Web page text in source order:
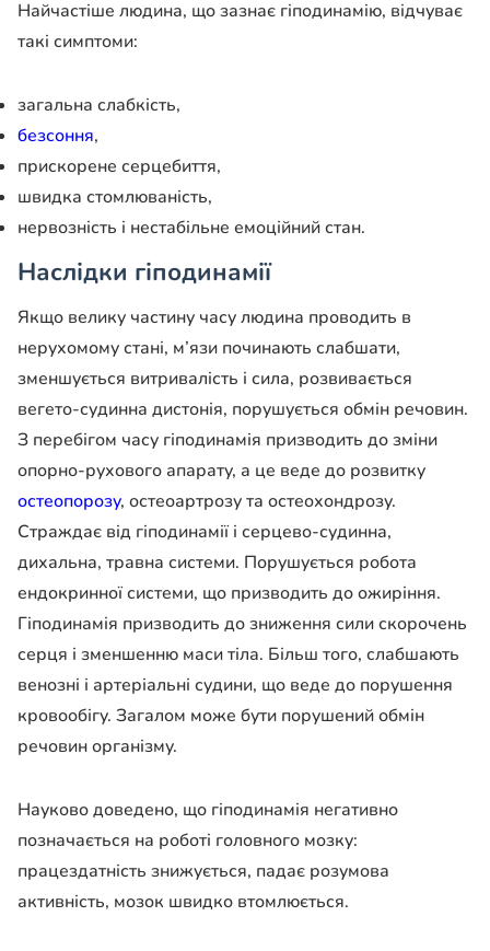
Найчастіше людина, що зазнає гіподинамію, відчуває
такі симптоми:
загальна слабкість,
безсоння,
прискорене серцебиття,
швидка стомлюваність,
нервозність і нестабільне емоційний стан.
Наслідки гіподинамії
Якщо велику частину часу людина проводить в
нерухомому стані, м’язи починають слабшати,
зменшується витривалість і сила, розвивається
вегето-судинна дистонія, порушується обмін речовин.
З перебігом часу гіподинамія призводить до зміни
опорно-рухового апарату, а це веде до розвитку
остеопорозу, остеоартрозу та остеохондрозу.
Страждає від гіподинамії і серцево-судинна,
дихальна, травна системи. Порушується робота
ендокринної системи, що призводить до ожиріння.
Гіподинамія призводить до зниження сили скорочень
серця і зменшенню маси тіла. Більш того, слабшають
венозні і артеріальні судини, що веде до порушення
кровообігу. Загалом може бути порушений обмін
речовин організму.
Науково доведено, що гіподинамія негативно
позначається на роботі головного мозку:
працездатність знижується, падає розумова
активність, мозок швидко втомлюється.